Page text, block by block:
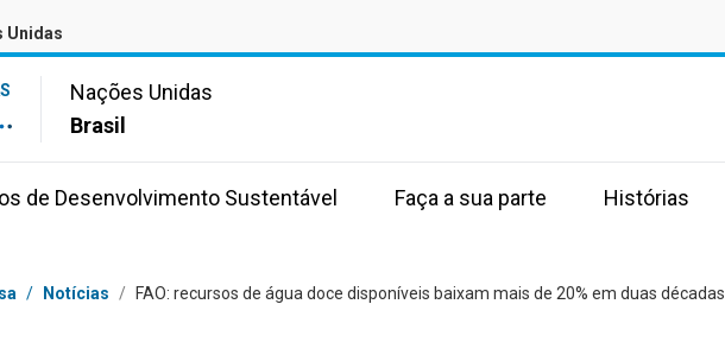
Unidas
Nações Unidas
Brasil
de Desenvolvimento Sustentável Faça a sua parte Histórias
/ Notícias / FAO: recursos de água doce disponíveis baixam mais de 20% em duas décadas